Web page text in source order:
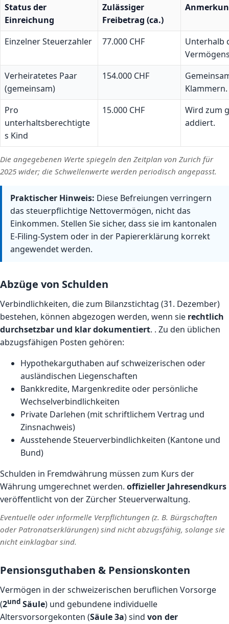
Status der
Einreichung
Zulässiger
Freibetrag (ca.)
Einzelner Steuerzahler 77.000 CHF
Unterhalb
Verheiratetes Paar
(gemeinsam)
154.000 CHF
Klammern.
Pro
unterhaltsberechtigte
s Kind
15.000 CHF
Wird zum
addiert.
Die angegebenen Werte spiegeln den Zeitplan von Zurich für
2025 wider; die Schwellenwerte werden periodisch angepasst.
Praktischer Hinweis: Diese Befreiungen verringern
das steuerpflichtige Nettovermögen, nicht das
Einkommen. Stellen Sie sicher, dass sie im kantonalen
E-Filing-System oder in der Papiererklärung korrekt
angewendet werden.
Abzüge von Schulden
Verbindlichkeiten, die zum Bilanzstichtag (31. Dezember)
bestehen, können abgezogen werden, wenn sie rechtlich
durchsetzbar und klar dokumentiert. . Zu den üblichen
abzugsfähigen Posten gehören:
Hypothekarguthaben auf schweizerischen oder
ausländischen Liegenschaften
Bankkredite, Margenkredite oder persönliche
Wechselverbindlichkeiten
Private Darlehen (mit schriftlichem Vertrag und
Zinsnachweis)
Ausstehende Steuerverbindlichkeiten (Kantone und
Bund)
Schulden in Fremdwährung müssen zum Kurs der
Währung umgerechnet werden. offizieller Jahresendkurs
veröffentlicht von der Zürcher Steuerverwaltung.
Eventuelle oder informelle Verpflichtungen (z. B. Bürgschaften
oder Patronatserklärungen) sind nicht abzugsfähig, solange sie
nicht einklagbar sind.
Pensionsguthaben & Pensionskonten
Vermögen in der schweizerischen beruflichen Vorsorge
(2und Säule) und gebundene individuelle
Altersvorsorgekonten (Säule 3a) sind von der